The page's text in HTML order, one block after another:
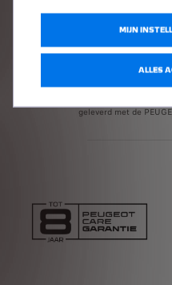
Voor je gemoedsrust en
geleverd met de
MIJN
ALLES